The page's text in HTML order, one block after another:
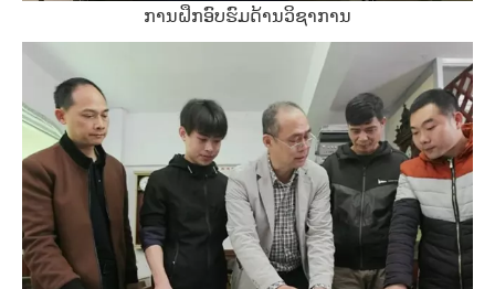
ການຝຶກອົບຮົມດ້ານວິຊາການ